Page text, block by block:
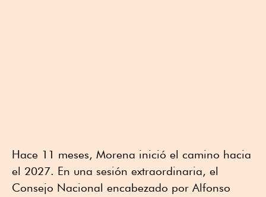
Hace 11 meses, Morena inició el camino hacia
el 2027. En una sesión extraordinaria, el
Consejo Nacional encabezado por Alfonso